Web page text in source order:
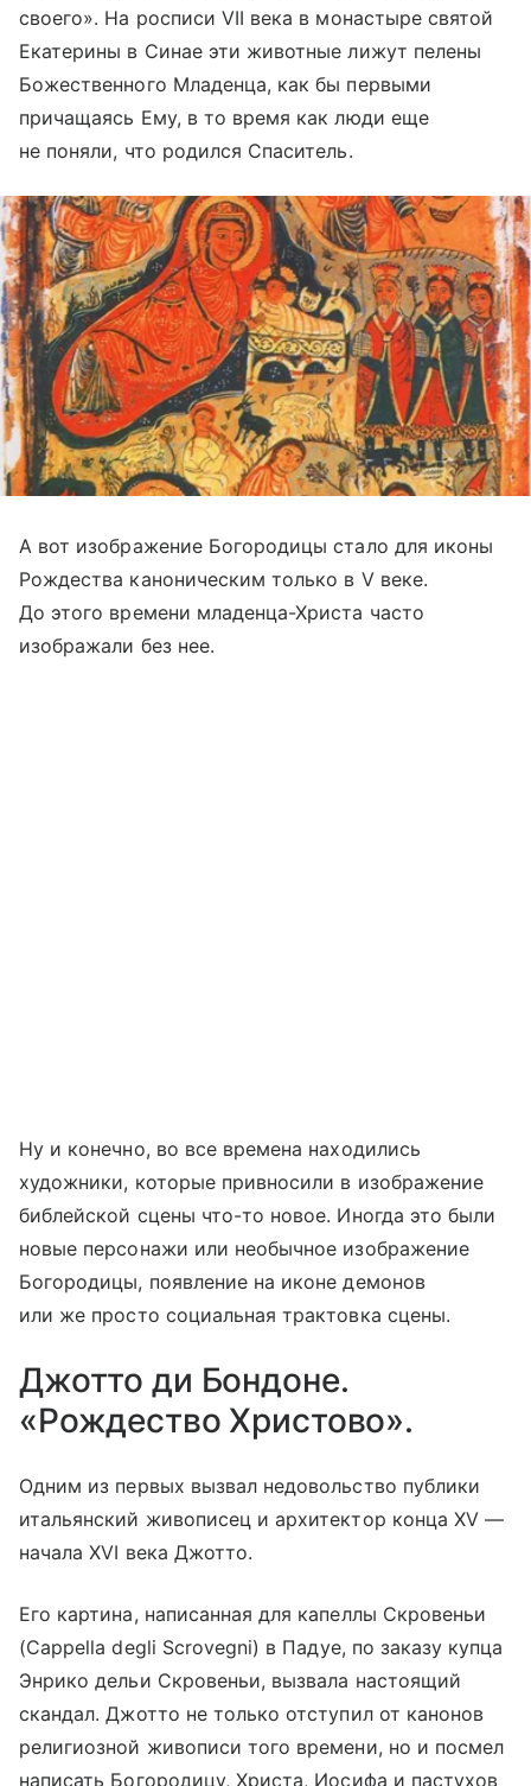
своего». На росписи VII века в монастыре святой
Екатерины в Синае эти животные лижут пелены
Божественного Младенца, как бы первыми
причащаясь Ему, в то время как люди еще
не поняли, что родился Спаситель.
А вот изображение Богородицы стало для иконы
Рождества каноническим только в V веке.
До этого времени младенца-Христа часто
изображали без нее.
Ну и конечно, во все времена находились
художники, которые привносили в изображение
библейской сцены что-то новое. Иногда это были
новые персонажи или необычное изображение
Богородицы, появление на иконе демонов
или же просто социальная трактовка сцены.
Джотто ди Бондоне.
«Рождество Христово».
Одним из первых вызвал недовольство публики
итальянский живописец и архитектор конца XV —
начала XVI века Джотто.
Его картина, написанная для капеллы Скровеньи
(Cappella degli Scrovegni) в Падуе, по заказу купца
Энрико дельи Скровеньи, вызвала настоящий
скандал. Джотто не только отступил от канонов
религиозной живописи того времени, но и посмел
написать Богородицу, Христа, Иосифа и пастухов